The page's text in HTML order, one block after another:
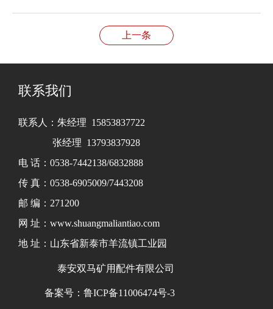
上一条
联系我们
联系人：朱经理 15853837722
张经理 13793837928
电 话：0538-7442138/6832888
传 真：0538-6905009/7443208
邮 编：271200
网 址：www.shuangmaliantiao.com
地 址：山东省新泰市羊流镇工业园
泰安双马矿用配件有限公司
备案号：鲁ICP备11006474号-3